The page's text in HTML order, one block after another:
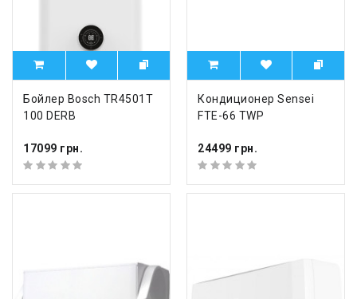
Бойлер Bosch TR4501T
100 DERB
17099 грн.
Кондиционер Sensei
FTE-66 TWP
24499 грн.